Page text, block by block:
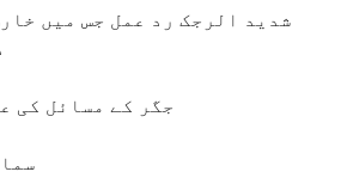
شدید الرجک رد عمل جس میں
جگر کے مسائل کی